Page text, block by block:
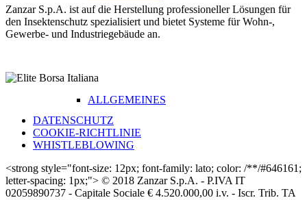
ALLGEMEINES
Zanzar S.p.A. ist auf die Herstellung professioneller Lösungen für
den Insektenschutz spezialisiert und bietet Systeme für Wohn-,
Gewerbe- und Industriegebäude an.
Erfahren Sie mehr
DATENSCHUTZ
COOKIE-RICHTLINIE
WHISTLEBLOWING
<strong style="font-size: 12px; font-family: lato; color: /**/#646161;
letter-spacing: 1px;"> © 2018 Zanzar S.p.A. - P.IVA IT
02059890737 - Capitale Sociale € 4.520.000,00 i.v. - Iscr. Trib. TA